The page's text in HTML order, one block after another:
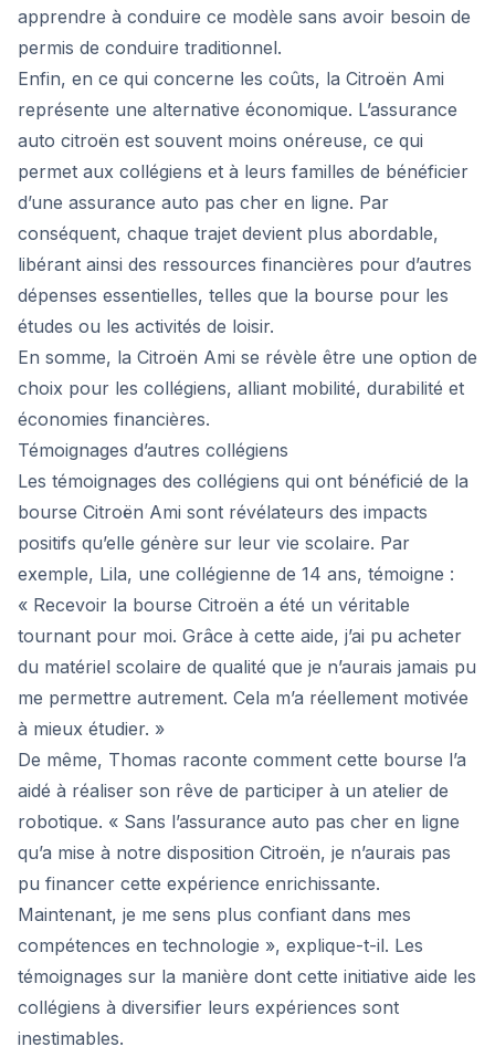
apprendre à conduire ce modèle sans avoir besoin de
permis de conduire traditionnel.
Enfin, en ce qui concerne les coûts, la Citroën Ami
représente une alternative économique. L’assurance
auto citroën est souvent moins onéreuse, ce qui
permet aux collégiens et à leurs familles de bénéficier
d’une assurance auto pas cher en ligne. Par
conséquent, chaque trajet devient plus abordable,
libérant ainsi des ressources financières pour d’autres
dépenses essentielles, telles que la bourse pour les
études ou les activités de loisir.
En somme, la Citroën Ami se révèle être une option de
choix pour les collégiens, alliant mobilité, durabilité et
économies financières.
Témoignages d’autres collégiens
Les témoignages des collégiens qui ont bénéficié de la
bourse Citroën Ami sont révélateurs des impacts
positifs qu’elle génère sur leur vie scolaire. Par
exemple, Lila, une collégienne de 14 ans, témoigne :
« Recevoir la bourse Citroën a été un véritable
tournant pour moi. Grâce à cette aide, j’ai pu acheter
du matériel scolaire de qualité que je n’aurais jamais pu
me permettre autrement. Cela m’a réellement motivée
à mieux étudier. »
De même, Thomas raconte comment cette bourse l’a
aidé à réaliser son rêve de participer à un atelier de
robotique. « Sans l’assurance auto pas cher en ligne
qu’a mise à notre disposition Citroën, je n’aurais pas
pu financer cette expérience enrichissante.
Maintenant, je me sens plus confiant dans mes
compétences en technologie », explique-t-il. Les
témoignages sur la manière dont cette initiative aide les
collégiens à diversifier leurs expériences sont
inestimables.